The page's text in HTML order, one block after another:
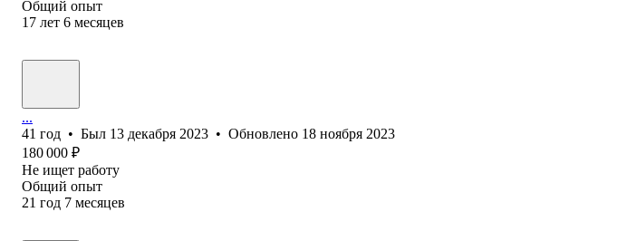
Общий опыт
17 лет 6 месяцев
...
41 год • Был 13 декабря 2023 • Обновлено 18 ноября 2023
180 000 ₽
Не ищет работу
Общий опыт
21 год 7 месяцев